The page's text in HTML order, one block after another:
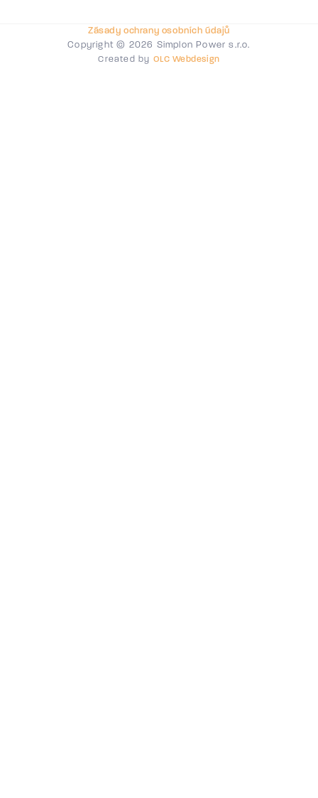
Copyright © 2026 Simplon Power s.r.o.
Zásady ochrany osobních údajů
Created by OLC Webdesign